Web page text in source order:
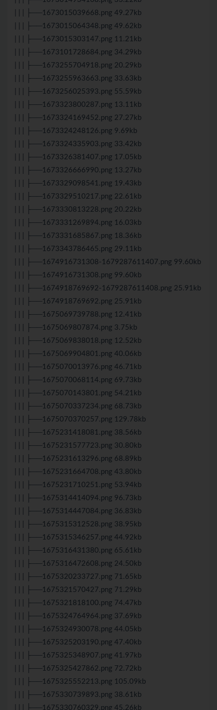
| | | ├──1673015039668.png 49.27kb
| | | ├──1673015064348.png 49.62kb
| | | ├──1673015303147.png 11.21kb
| | | ├──1673101728684.png 34.29kb
| | | ├──1673255704918.png 20.29kb
| | | ├──1673255963663.png 33.63kb
| | | ├──1673256025393.png 55.59kb
| | | ├──1673323800287.png 13.11kb
| | | ├──1673324169452.png 27.27kb
| | | ├──1673324248126.png 9.69kb
| | | ├──1673324335903.png 33.42kb
| | | ├──1673326381407.png 17.05kb
| | | ├──1673326666990.png 13.27kb
| | | ├──1673329098541.png 19.43kb
| | | ├──1673329510217.png 22.61kb
| | | ├──1673330813228.png 20.22kb
| | | ├──1673331269894.png 16.03kb
| | | ├──1673331685867.png 18.36kb
| | | ├──1673343786465.png 29.11kb
| | | ├──1674916731308-1679287611407.png 99.60kb
| | | ├──1674916731308.png 99.60kb
| | | ├──1674918769692-1679287611408.png 25.91kb
| | | ├──1674918769692.png 25.91kb
| | | ├──1675069739788.png 12.41kb
| | | ├──1675069807874.png 3.75kb
| | | ├──1675069838018.png 12.52kb
| | | ├──1675069904801.png 40.06kb
| | | ├──1675070013976.png 46.71kb
| | | ├──1675070068114.png 69.73kb
| | | ├──1675070143801.png 54.21kb
| | | ├──1675070337234.png 68.73kb
| | | ├──1675070370257.png 129.78kb
| | | ├──1675231418081.png 38.56kb
| | | ├──1675231577723.png 30.80kb
| | | ├──1675231613296.png 68.89kb
| | | ├──1675231664708.png 43.80kb
| | | ├──1675231710251.png 53.94kb
| | | ├──1675314414094.png 96.73kb
| | | ├──1675314447084.png 36.83kb
| | | ├──1675315312528.png 38.95kb
| | | ├──1675315346257.png 44.92kb
| | | ├──1675316431380.png 65.61kb
| | | ├──1675316472608.png 24.50kb
| | | ├──1675320233727.png 71.65kb
| | | ├──1675321570427.png 71.29kb
| | | ├──1675321818100.png 74.47kb
| | | ├──1675324764964.png 37.69kb
| | | ├──1675324930078.png 44.05kb
| | | ├──1675325203190.png 47.40kb
| | | ├──1675325348907.png 41.97kb
| | | ├──1675325427862.png 72.72kb
| | | ├──1675325552213.png 105.09kb
| | | ├──1675330739893.png 38.61kb
| | | ├──1675330760329.png 45.26kb